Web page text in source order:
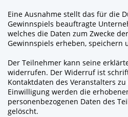
Eine Ausnahme stellt das für die
Gewinnspiels beauftragte
welches die Daten zum Zwecke
Gewinnspiels erheben, speichern
Der Teilnehmer kann seine
widerrufen. Der Widerruf ist
Kontaktdaten des Veranstalters
Einwilligung werden die
personenbezogenen Daten des
gelöscht.